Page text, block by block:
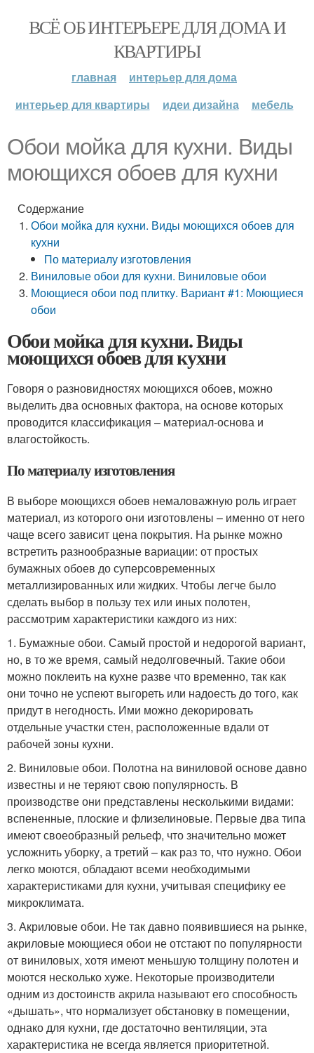
ВСЁ ОБ ИНТЕРЬЕРЕ ДЛЯ ДОМА И
КВАРТИРЫ
главная
интерьер для дома
интерьер для квартиры
идеи дизайна мебель
Обои мойка для кухни. Виды
моющихся обоев для кухни
Содержание
Обои мойка для кухни. Виды моющихся обоев для
кухни
По материалу изготовления
Виниловые обои для кухни. Виниловые обои
Моющиеся обои под плитку. Вариант #1: Моющиеся
обои
Обои мойка для кухни. Виды
моющихся обоев для кухни
Говоря о разновидностях моющихся обоев, можно
выделить два основных фактора, на основе которых
проводится классификация – материал-основа и
влагостойкость.
По материалу изготовления
В выборе моющихся обоев немаловажную роль играет
материал, из которого они изготовлены – именно от него
чаще всего зависит цена покрытия. На рынке можно
встретить разнообразные вариации: от простых
бумажных обоев до суперсовременных
металлизированных или жидких. Чтобы легче было
сделать выбор в пользу тех или иных полотен,
рассмотрим характеристики каждого из них:
1. Бумажные обои. Самый простой и недорогой вариант,
но, в то же время, самый недолговечный. Такие обои
можно поклеить на кухне разве что временно, так как
они точно не успеют выгореть или надоесть до того, как
придут в негодность. Ими можно декорировать
отдельные участки стен, расположенные вдали от
рабочей зоны кухни.
2. Виниловые обои. Полотна на виниловой основе давно
известны и не теряют свою популярность. В
производстве они представлены несколькими видами:
вспененные, плоские и флизелиновые. Первые два типа
имеют своеобразный рельеф, что значительно может
усложнить уборку, а третий – как раз то, что нужно. Обои
легко моются, обладают всеми необходимыми
характеристиками для кухни, учитывая специфику ее
микроклимата.
3. Акриловые обои. Не так давно появившиеся на рынке,
акриловые моющиеся обои не отстают по популярности
от виниловых, хотя имеют меньшую толщину полотен и
моются несколько хуже. Некоторые производители
одним из достоинств акрила называют его способность
«дышать», что нормализует обстановку в помещении,
однако для кухни, где достаточно вентиляции, эта
характеристика не всегда является приоритетной.